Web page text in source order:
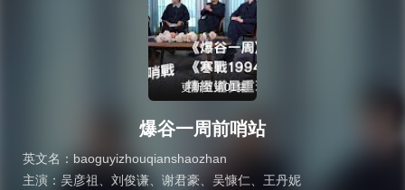
更新至第01集
爆谷一周前哨站
英文名： baoguyizhouqianshaozhan
主演： 吴彦祖 刘俊谦 谢君豪 吴慷仁
王丹妮